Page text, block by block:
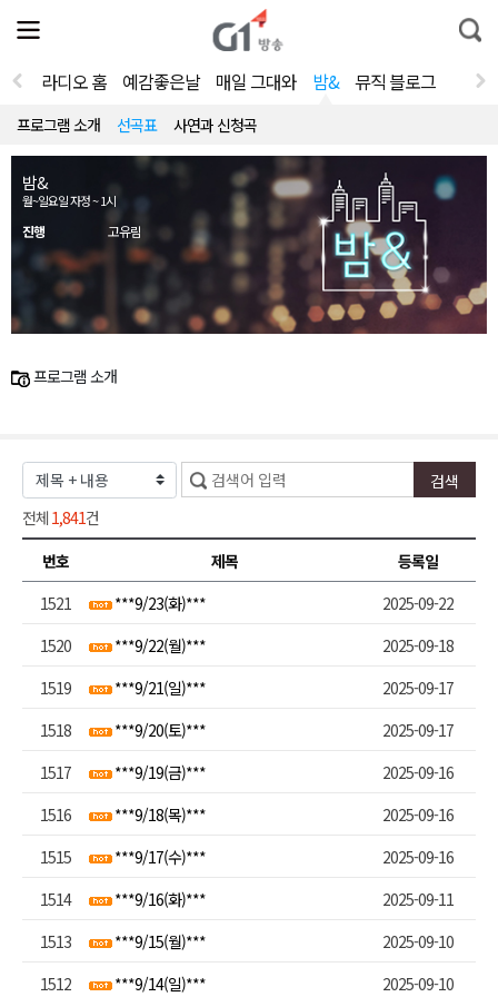
전
체
뉴
열
통
합
라디오 홈 예감좋은날 매일 그대와 밤& 뮤직 블로그
프로그램 소개 선곡표 사연과 신청곡
밤&
월~일요일 자정 ~ 1시
진행 고유림
프로그램 소개
전체 1,841건
번호
제목
등록일
1521
***9/23(화)***
2025-09-22
1520
***9/22(월)***
2025-09-18
1519
***9/21(일)***
2025-09-17
1518
***9/20(토)***
2025-09-17
1517
***9/19(금)***
2025-09-16
1516
***9/18(목)***
2025-09-16
1515
***9/17(수)***
2025-09-16
1514
***9/16(화)***
2025-09-11
1513
***9/15(월)***
2025-09-10
1512
***9/14(일)*** 2025-09-10